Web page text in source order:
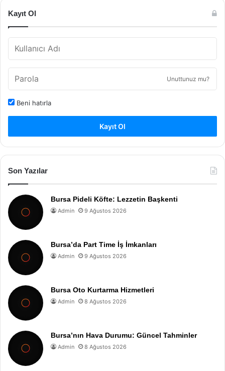
Kayıt Ol
Unuttunuz mu?
Beni hatırla
Kayıt Ol
Son Yazılar
Bursa Pideli Köfte: Lezzetin Başkenti
Admin 9 Ağustos 2026
Bursa’da Part Time İş İmkanları
Admin 9 Ağustos 2026
Bursa Oto Kurtarma Hizmetleri
Admin 8 Ağustos 2026
Bursa’nın Hava Durumu: Güncel Tahminler
Admin 8 Ağustos 2026